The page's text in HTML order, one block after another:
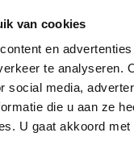
van cookies
en
te analyseren.
social media,
die u aan ze
U gaat akkoord
middeleeuwen waren de
ook
zo blijkt als we in de
geschiedenis van de Noord-
slager duiken.
PRIVACY